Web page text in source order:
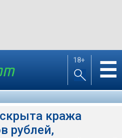
18+ ☰
кража
рублей,